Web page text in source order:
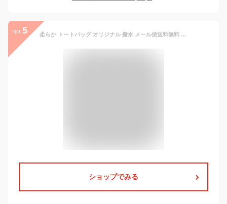
no. 5 柔らか トートバッグ オリジナル 撥水 メール便送料無料 バッグ ママバッグ マザーバッグ レインバッグ 台形 鞄 かばん かわいい ファスナー付き ドット 水玉 レモン はっ水加工 1427 A4 B4 折りたたみ 軽量 軽い レディース 女性 撥水 水に強い 水 強い 横 横型 かわいい
ショップでみる